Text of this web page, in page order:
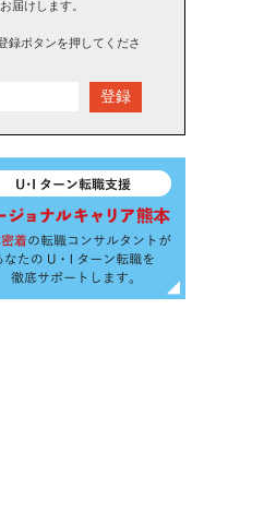
届けします。
録ボタンを押してくださ
登録